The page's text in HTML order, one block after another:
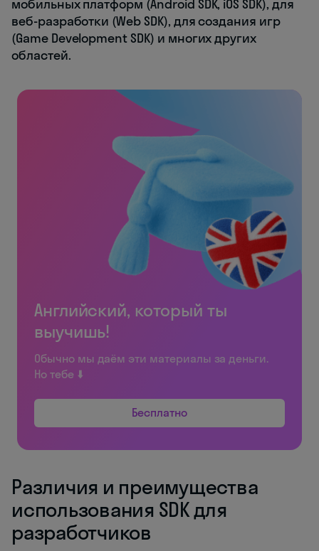
мобильных платформ (Android SDK, iOS SDK), для
веб-разработки (Web SDK), для создания игр
(Game Development SDK) и многих других
областей.
Английский, который ты
выучишь!
Обычно мы даём эти материалы за деньги.
Но тебе ⬇️
Бесплатно
Различия и преимущества
использования SDK для
разработчиков